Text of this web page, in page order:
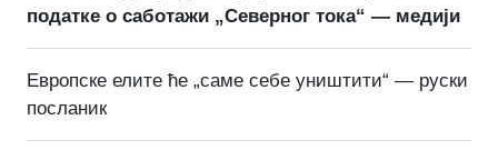
податке о саботажи „Северног тока“ — медији
Европске елите ће „саме себе уништити“ — руски
посланик